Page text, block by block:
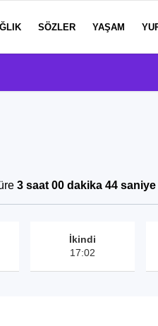
SÖZLER YAŞAM
3 saat 00 dakika 43 saniye
İkindi
17:02